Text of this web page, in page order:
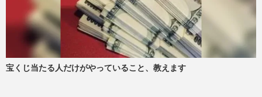
宝くじ当たる人だけがやっていること、教えます